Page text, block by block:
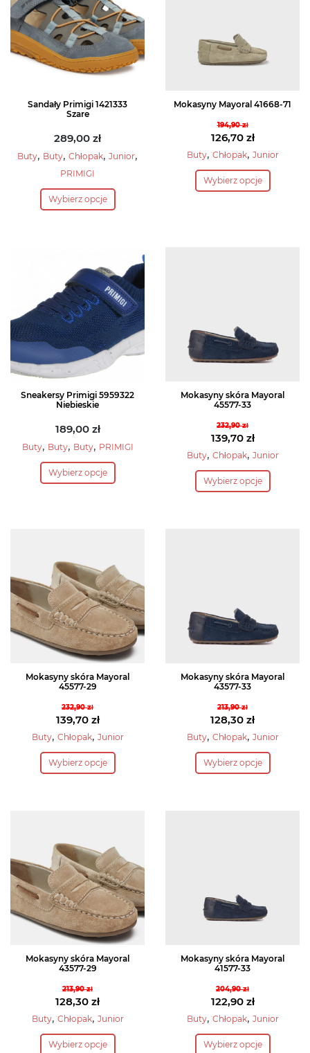
wybrać
na
stronie
produktu
na
stronie
Sandały Primigi 1421333
Szare
289,00 zł
Buty, Buty, Chłopak, Junior,
PRIMIGI
Wybierz opcje
Ten
produkt
wariantów.
Opcje
można
wybrać
na
stronie
produktu
Mokasyny Mayoral 41668-71
194,90zł
Pierwotna
cena
wynosiła:
194,90 zł.
126,70 zł
Aktualna
cena
wynosi:
Buty, Chłopak, Junior
Wybierz opcje
Ten
produkt
stronie
produktu
Sneakersy Primigi 5959322
Niebieskie
189,00 zł
Buty, Buty, Buty, PRIMIGI
Wybierz opcje
Ten
produkt
można
wybrać
na
stronie
produktu
Mokasyny skóra Mayoral
45577-33
232,90zł
Pierwotna
cena
wynosiła:
232,90 zł.
139,70 zł
Aktualna
cena
wynosi:
Buty, Chłopak, Junior
Wybierz opcje
Ten
produkt
na
stronie
produktu
Mokasyny skóra Mayoral
45577-29
232,90zł
Pierwotna
cena
wynosiła:
232,90 zł.
139,70 zł
Aktualna
cena
wynosi:
Buty, Chłopak, Junior
Wybierz opcje
Ten
produkt
można
wybrać
na
stronie
produktu
Mokasyny skóra Mayoral
43577-33
213,90zł
Pierwotna
cena
wynosiła:
213,90 zł.
128,30 zł
Aktualna
cena
wynosi:
Buty, Chłopak, Junior
Wybierz opcje
Ten
produkt
na
stronie
produktu
Mokasyny skóra Mayoral
43577-29
213,90zł
Pierwotna
cena
wynosiła:
213,90 zł.
128,30 zł
Aktualna
cena
wynosi:
Buty, Chłopak, Junior
Wybierz opcje
Ten
Mokasyny skóra Mayoral
41577-33
204,90zł
Pierwotna
cena
wynosiła:
204,90 zł.
122,90 zł
Aktualna
cena
wynosi:
Buty, Chłopak, Junior
Wybierz opcje
Ten